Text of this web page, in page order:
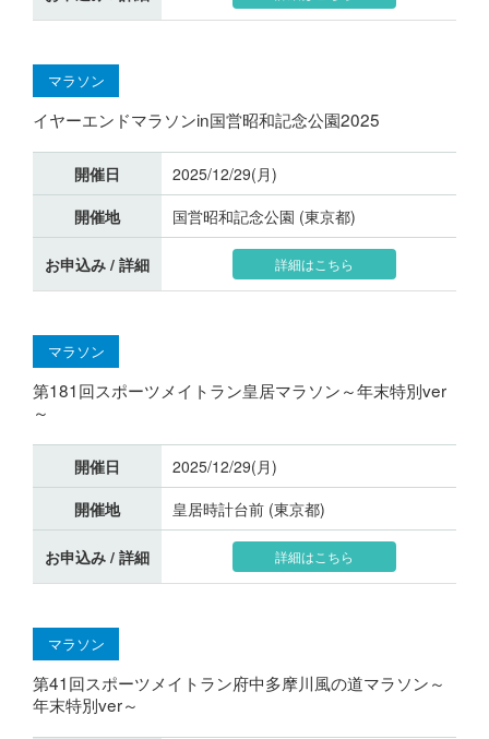
マラソン
イヤーエンドマラソンin国営昭和記念公園2025
開催日
2025/12/29(月)
開催地
国営昭和記念公園 (東京都)
お申込み / 詳細 詳細はこちら
マラソン
第181回スポーツメイトラン皇居マラソン～年末特別ver
～
開催日
2025/12/29(月)
開催地
皇居時計台前 (東京都)
お申込み / 詳細 詳細はこちら
マラソン
第41回スポーツメイトラン府中多摩川風の道マラソン～
年末特別ver～